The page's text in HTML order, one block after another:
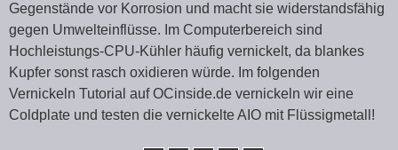
Gegenstände vor Korrosion und macht sie widerstandsfähig
gegen Umwelteinflüsse. Im Computerbereich sind
Hochleistungs-CPU-Kühler häufig vernickelt, da blankes
Kupfer sonst rasch oxidieren würde. Im folgenden
Vernickeln Tutorial auf OCinside.de vernickeln wir eine
Coldplate und testen die vernickelte AIO mit Flüssigmetall!